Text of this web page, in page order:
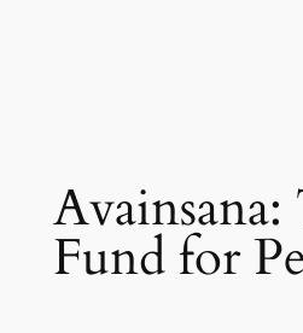
Avainsana:
Fund for